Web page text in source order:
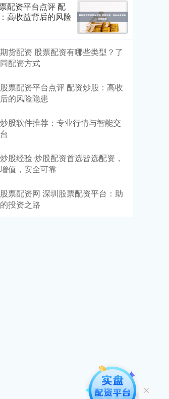
配资平台点评 配
高收益背后的风险
货配资 股票配资有哪些类型？了
配资方式
票配资平台点评 配资炒股：高收
的风险隐患
股软件推荐：专业行情与智能交
股经验 炒股配资首选皆选配资，
值，安全可靠
票配资网 深圳股票配资平台：助
投资之路